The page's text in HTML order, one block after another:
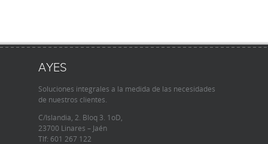
AYES
Soluciones integrales a la medida de las necesidades
de nuestros clientes.
C/Islandia, 2. Bloq 3. 1oD,
23700 Linares – Jaén
Tlf: 601 267 122